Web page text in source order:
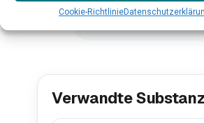
Cookie-Richtlinie
Verwandte